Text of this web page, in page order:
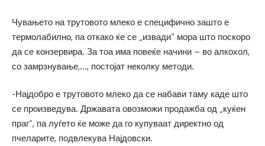
Чувањето на трутовото млеко е специфично зашто е
термолабилно, па откако ќе се „извади“ мора што поскоро
да се конзервира. За тоа има повеќе начини – во алкохол,
со замрзнување,…, постојат неколку методи.
-Најдобро е трутовото млеко да се набави таму каде што
се произведува. Државата овозможи продажба од „куќен
праг“, па луѓето ќе може да го купуваат директно од
пчеларите, подвлекува Најдовски.